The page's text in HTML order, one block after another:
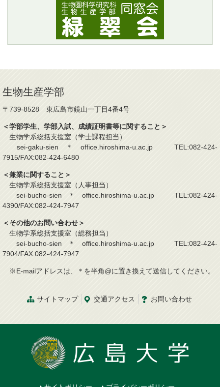
生物生産学部
〒739-8528 東広島市鏡山一丁目4番4号
＜学部学生、学部入試、成績証明書等に関すること＞
生物学系総括支援室（学士課程担当）
sei-gaku-sien＊office.hiroshima-u.ac.jp TEL:082-424-
7915/FAX:082-424-6480
＜兼業に関すること＞
生物学系総括支援室（人事担当）
sei-bucho-sien＊office.hiroshima-u.ac.jp TEL:082-424-
4390/FAX:082-424-7947
＜その他のお問い合わせ＞
生物学系総括支援室（総務担当）
sei-bucho-sien＊office.hiroshima-u.ac.jp TEL:082-424-
7904/FAX:082-424-7947
※E-mailアドレスは、＊を半角@に置き換えて送信してください。
サイトマップ 交通アクセス お問い合わせ